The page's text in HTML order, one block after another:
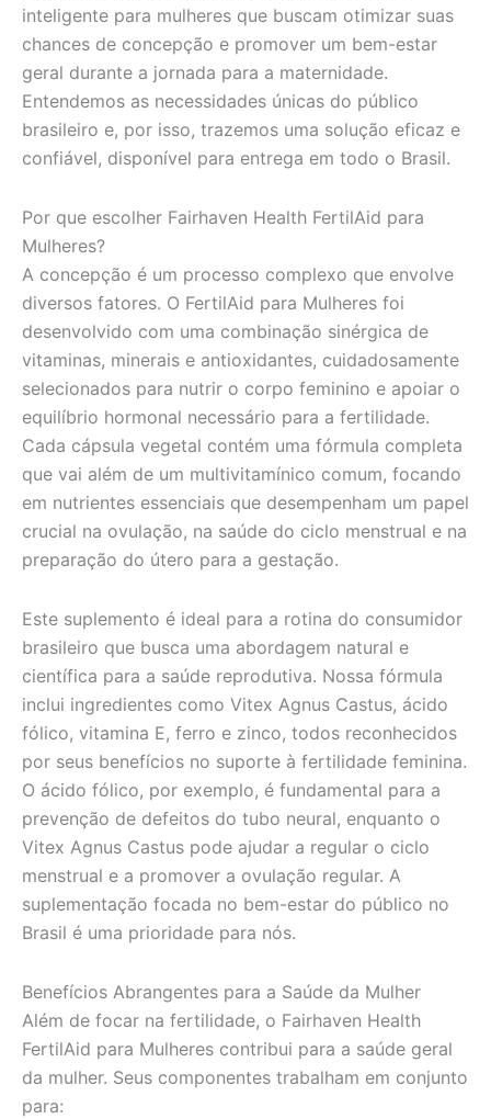
inteligente para mulheres que buscam otimizar suas
chances de concepção e promover um bem-estar
geral durante a jornada para a maternidade.
Entendemos as necessidades únicas do público
brasileiro e, por isso, trazemos uma solução eficaz e
confiável, disponível para entrega em todo o Brasil.
Por que escolher Fairhaven Health FertilAid para
Mulheres?
A concepção é um processo complexo que envolve
diversos fatores. O FertilAid para Mulheres foi
desenvolvido com uma combinação sinérgica de
vitaminas, minerais e antioxidantes, cuidadosamente
selecionados para nutrir o corpo feminino e apoiar o
equilíbrio hormonal necessário para a fertilidade.
Cada cápsula vegetal contém uma fórmula completa
que vai além de um multivitamínico comum, focando
em nutrientes essenciais que desempenham um papel
crucial na ovulação, na saúde do ciclo menstrual e na
preparação do útero para a gestação.
Este suplemento é ideal para a rotina do consumidor
brasileiro que busca uma abordagem natural e
científica para a saúde reprodutiva. Nossa fórmula
inclui ingredientes como Vitex Agnus Castus, ácido
fólico, vitamina E, ferro e zinco, todos reconhecidos
por seus benefícios no suporte à fertilidade feminina.
O ácido fólico, por exemplo, é fundamental para a
prevenção de defeitos do tubo neural, enquanto o
Vitex Agnus Castus pode ajudar a regular o ciclo
menstrual e a promover a ovulação regular. A
suplementação focada no bem-estar do público no
Brasil é uma prioridade para nós.
Benefícios Abrangentes para a Saúde da Mulher
Além de focar na fertilidade, o Fairhaven Health
FertilAid para Mulheres contribui para a saúde geral
da mulher. Seus componentes trabalham em conjunto
para: